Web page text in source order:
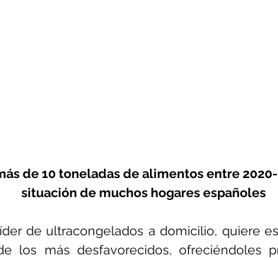
de 10 toneladas de alimentos entre
situación de muchos hogares españoles
de ultracongelados a domicilio, quiere
los más desfavorecidos, ofreciéndoles